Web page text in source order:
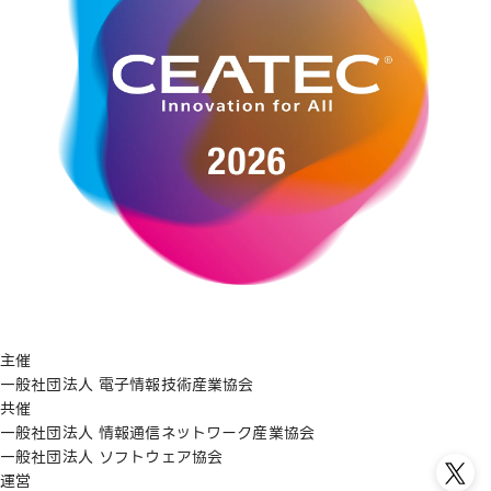
主催
一般社団法人 電子情報技術産業協会
共催
一般社団法人 情報通信ネットワーク産業協会
一般社団法人 ソフトウェア協会
運営